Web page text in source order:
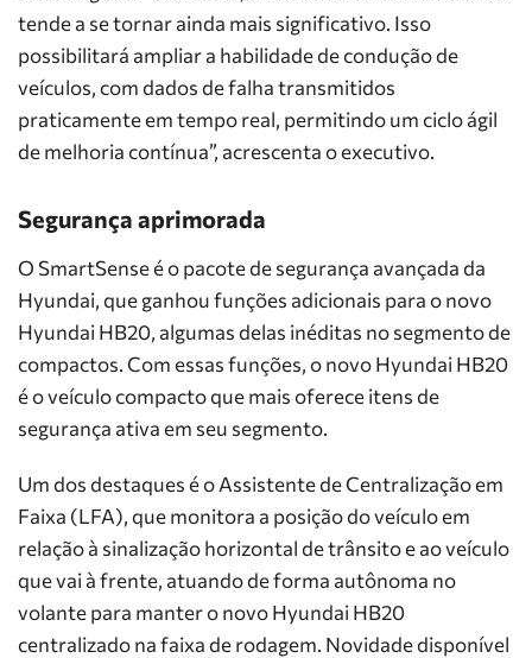
tende a se tornar ainda mais significativo. Isso
possibilitará ampliar a habilidade de condução de
veículos, com dados de falha transmitidos
praticamente em tempo real, permitindo um ciclo ágil
de melhoria contínua”, acrescenta o executivo.
Segurança aprimorada
O SmartSense é o pacote de segurança avançada da
Hyundai, que ganhou funções adicionais para o novo
Hyundai HB20, algumas delas inéditas no segmento de
compactos. Com essas funções, o novo Hyundai HB20
é o veículo compacto que mais oferece itens de
segurança ativa em seu segmento.
Um dos destaques é o Assistente de Centralização em
Faixa (LFA), que monitora a posição do veículo em
relação à sinalização horizontal de trânsito e ao veículo
que vai à frente, atuando de forma autônoma no
volante para manter o novo Hyundai HB20
centralizado na faixa de rodagem. Novidade disponível